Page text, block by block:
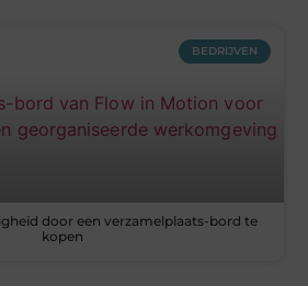
BEDRIJVEN
door een verzamelplaats-bord te
kopen